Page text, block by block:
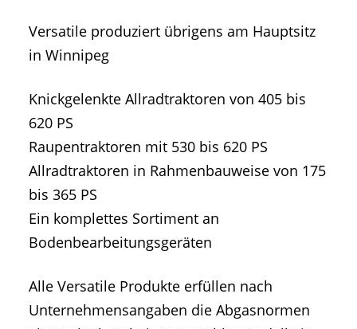
Versatile produziert übrigens am Hauptsitz
in Winnipeg
Knickgelenkte Allradtraktoren von 405 bis
620 PS
Raupentraktoren mit 530 bis 620 PS
Allradtraktoren in Rahmenbauweise von 175
bis 365 PS
Ein komplettes Sortiment an
Bodenbearbeitungsgeräten
Alle Versatile Produkte erfüllen nach
Unternehmensangaben die Abgasnormen